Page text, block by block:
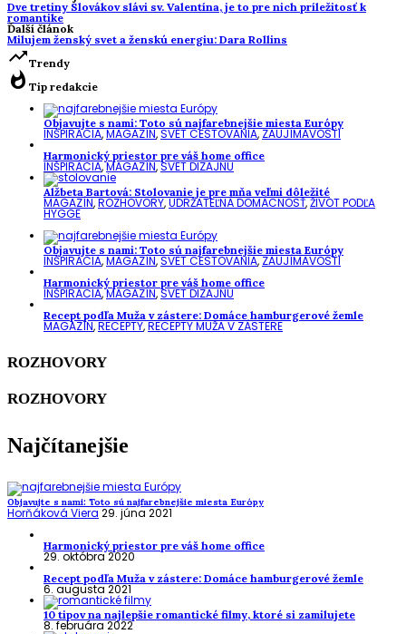
Dve tretiny Slovákov slávi sv. Valentína, je to pre nich príležitosť k
romantike
Ďalší článok
Milujem ženský svet a ženskú energiu: Dara Rollins
trending_upTrendy
whatshot Tip redakcie
Objavujte s nami: Toto sú najfarebnejšie miesta Európy
INŠPIRÁCIA,MAGAZÍN,SVET CESTOVANIA,ZAUJÍMAVOSTI
Harmonický priestor pre váš home office
INŠPIRÁCIA,MAGAZÍN,SVET DIZAJNU
Alžbeta Bartová: Stolovanie je pre mňa veľmi dôležité
MAGAZÍN,ROZHOVORY,UDRŽATEĽNÁ DOMÁCNOSŤ,ŽIVOT PODĽA
HYGGE
Objavujte s nami: Toto sú najfarebnejšie miesta Európy
INŠPIRÁCIA,MAGAZÍN,SVET CESTOVANIA,ZAUJÍMAVOSTI
Harmonický priestor pre váš home office
INŠPIRÁCIA,MAGAZÍN,SVET DIZAJNU
Recept podľa Muža v zástere: Domáce hamburgerové žemle
MAGAZÍN,RECEPTY,RECEPTY MUŽA V ZÁSTERE
ROZHOVORY
ROZHOVORY
Najčítanejšie
Objavujte s nami: Toto sú najfarebnejšie miesta Európy
Horňáková Viera 29. júna 2021
Harmonický priestor pre váš home office
29. októbra 2020
Recept podľa Muža v zástere: Domáce hamburgerové žemle
6. augusta 2021
10 tipov na najlepšie romantické filmy, ktoré si zamilujete
8. februára 2022